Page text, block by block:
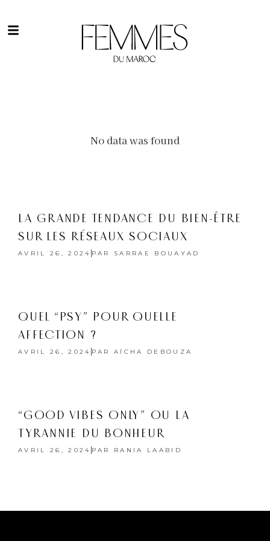
No data was found
LA GRANDE TENDANCE DU BIEN-ÊTRE
SUR LES RÉSEAUX SOCIAUX
AVRIL 26, 2024 PAR SARRAE BOUAYAD
QUEL “PSY” POUR QUELLE
AFFECTION ?
AVRIL 26, 2024 PAR AÏCHA DEBOUZA
“GOOD VIBES ONLY” OU LA
TYRANNIE DU BONHEUR
AVRIL 26, 2024 PAR RANIA LAABID